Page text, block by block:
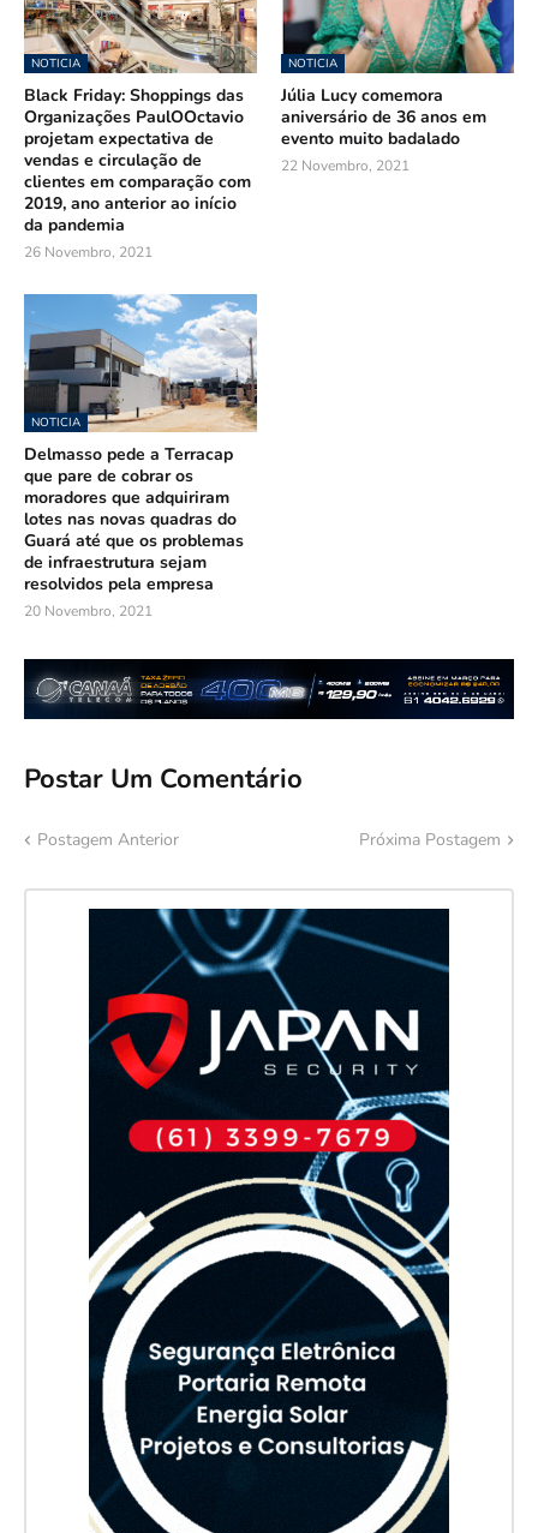
NOTICIA
Black Friday: Shoppings das
Organizações PaulOOctavio
projetam expectativa de
vendas e circulação de
clientes em comparação com
2019, ano anterior ao início
da pandemia
26 Novembro, 2021
NOTICIA
Júlia Lucy comemora
aniversário de 36 anos em
evento muito badalado
22 Novembro, 2021
NOTICIA
Delmasso pede a Terracap
que pare de cobrar os
moradores que adquiriram
lotes nas novas quadras do
Guará até que os problemas
de infraestrutura sejam
resolvidos pela empresa
20 Novembro, 2021
Postar Um Comentário
Postagem Anterior Próxima Postagem